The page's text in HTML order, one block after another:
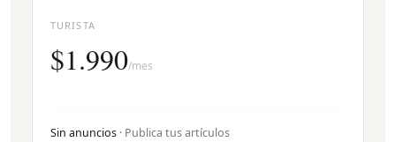
TURISTA
$1.990/mes
Sin anuncios · Publica tus artículos